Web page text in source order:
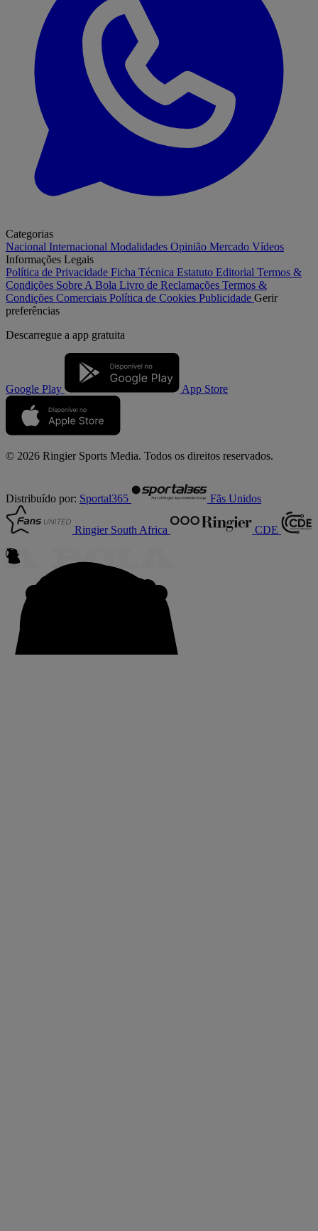
Categorias
Nacional Internacional Modalidades Opinião Mercado Vídeos
Informações Legais
Política de Privacidade Ficha Técnica Estatuto Editorial Termos &
Condições Sobre A Bola Livro de Reclamações Termos &
Condições Comerciais Política de Cookies Publicidade Gerir
preferências
Descarregue a app gratuita
Google Play App Store
© 2026 Ringier Sports Media. Todos os direitos reservados.
Distribuído por: Sportal365 Fãs Unidos
Ringier South Africa CDE